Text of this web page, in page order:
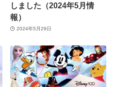
しました（2024年5月情
報）
2024年5月29日